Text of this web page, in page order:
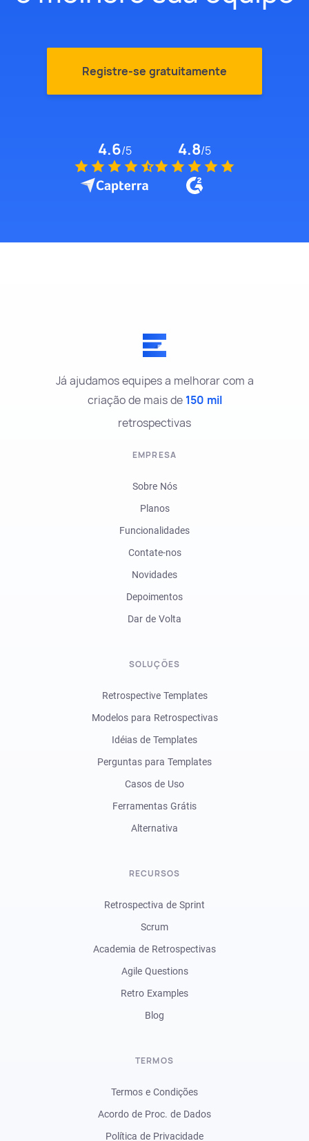
Registre-se gratuitamente
4.6/5 4.8/5
Já ajudamos equipes a melhorar com a
criação de mais de 150 mil
retrospectivas
EMPRESA
Sobre Nós
Planos
Funcionalidades
Contate-nos
Novidades
Depoimentos
Dar de Volta
SOLUÇÕES
Retrospective Templates
Modelos para Retrospectivas
Idéias de Templates
Perguntas para Templates
Casos de Uso
Ferramentas Grátis
Alternativa
RECURSOS
Retrospectiva de Sprint
Scrum
Academia de Retrospectivas
Agile Questions
Retro Examples
Blog
TERMOS
Termos e Condições
Acordo de Proc. de Dados
Política de Privacidade